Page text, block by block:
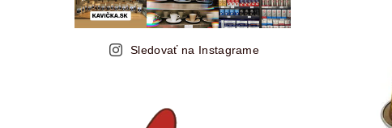
Sledovať na Instagrame